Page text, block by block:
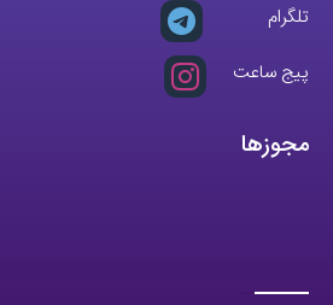
تلگرام
پیج ساعت
مجوزها